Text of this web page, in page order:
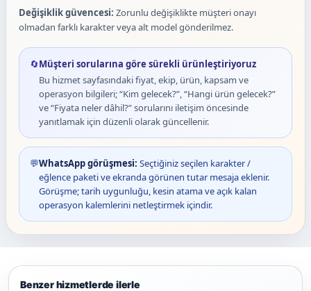
Değişiklik güvencesi: Zorunlu değişiklikte müşteri onayı
olmadan farklı karakter veya alt model gönderilmez.
🔄Müşteri sorularına göre sürekli ürünleştiriyoruz
Bu hizmet sayfasındaki fiyat, ekip, ürün, kapsam ve
operasyon bilgileri; “Kim gelecek?”, “Hangi ürün gelecek?”
ve “Fiyata neler dâhil?” sorularını iletişim öncesinde
yanıtlamak için düzenli olarak güncellenir.
💬WhatsApp görüşmesi: Seçtiğiniz seçilen karakter /
eğlence paketi ve ekranda görünen tutar mesaja eklenir.
Görüşme; tarih uygunluğu, kesin atama ve açık kalan
operasyon kalemlerini netleştirmek içindir.
Benzer hizmetlerde ilerle